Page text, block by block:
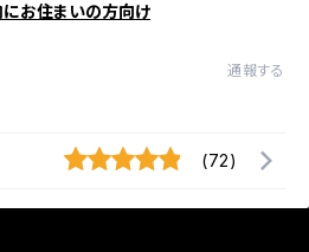
にお住まいの方向け
通報する
(72)